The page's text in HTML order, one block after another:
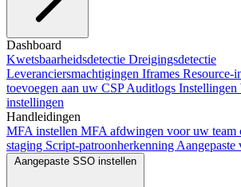
Ons script toevoegen
Salesforce Lightning gebruikenFramer
instellencside toevoegen met AICrawler-
Dashboard
Kwetsbaarheidsdetectie Dreigingsdetectie
Leveranciersmachtigingen Iframes Resource-
toevoegen aan uw CSPAuditlogs Instellingen
instellingen
Handleidingen
MFA instellen MFA afdwingen voor uw team
staging Script-patroonherkenning Aangepaste
Aangepaste SSO instellen